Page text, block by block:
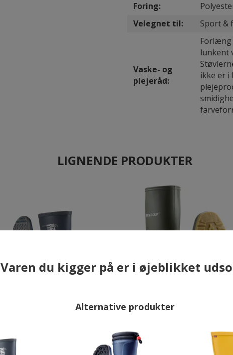
Foring:
Velegnet til:
Sport &
Vaske- og
plejeråd:
Forlæng
lunkent
ikke er i
LIGNENDE PRODUKTER
309,00 kr.
Varen du kigger på er i øjeblikket
Alternative produkter